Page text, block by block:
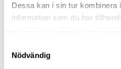
Dessa kan i sin tur kombinera
information som du har
Nödvändig
Ljusbelysta Glastavlor